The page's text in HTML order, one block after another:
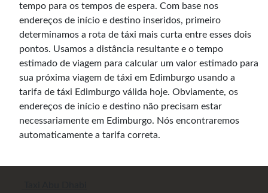
tempo para os tempos de espera. Com base nos
endereços de início e destino inseridos, primeiro
determinamos a rota de táxi mais curta entre esses dois
pontos. Usamos a distância resultante e o tempo
estimado de viagem para calcular um valor estimado para
sua próxima viagem de táxi em Edimburgo usando a
tarifa de táxi Edimburgo válida hoje. Obviamente, os
endereços de início e destino não precisam estar
necessariamente em Edimburgo. Nós encontraremos
automaticamente a tarifa correta.